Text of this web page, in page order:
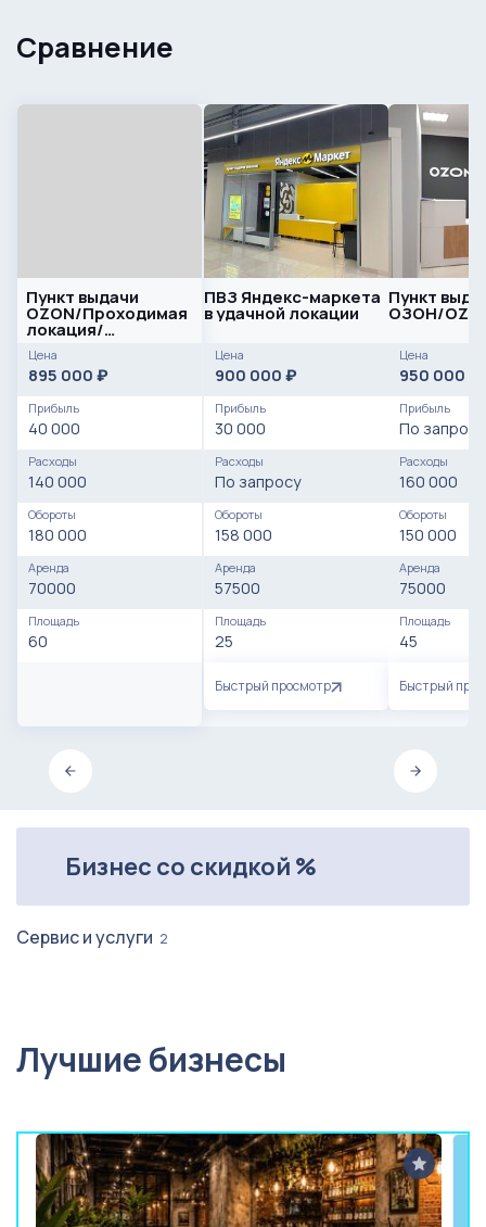
Сравнение
Пункт выдачи
OZON/Проходимая
локация/
Быстрорастущая
выручка
Цена
895 000 ₽
Прибыль
40 000
Расходы
140 000
Обороты
180 000
Аренда
70000
Площадь
60
ПВЗ Яндекс-маркета
в удачной локации
Цена
900 000 ₽
Прибыль
30 000
Расходы
По запросу
Обороты
158 000
Аренда
57500
Площадь
25
Быстрый просмотр
Пункт
ОЗОН/
Цена
950 000
Прибыль
По запросу
Расходы
160 000
Обороты
150 000
Аренда
75000
Площадь
45
Быстрый
Бизнес со скидкой %
Сервис и услуги 2
Лучшие бизнесы